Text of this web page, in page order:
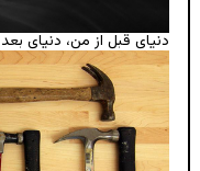
دنیای قبل از من، دنیای بعد